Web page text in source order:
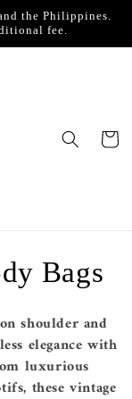
the Philippines.
fee.
ー
Bags
shoulder and
elegance with
luxurious
these vintage